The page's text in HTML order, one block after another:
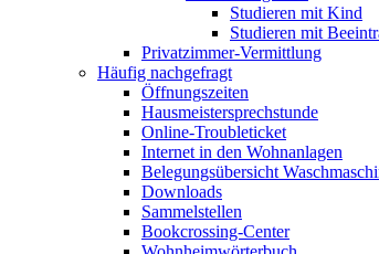
Studieren mit Kind
Studieren mit
Privatzimmer-Vermittlung
Häufig nachgefragt
Öffnungszeiten
Hausmeistersprechstunde
Online-Troubleticket
Internet in den Wohnanlagen
Belegungsübersicht
Downloads
Sammelstellen
Bookcrossing-Center